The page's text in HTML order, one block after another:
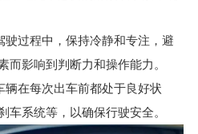
过程中，保持冷静和专注，避
而影响到判断力和操作能力。
在每次出车前都处于良好状
车系统等，以确保行驶安全。